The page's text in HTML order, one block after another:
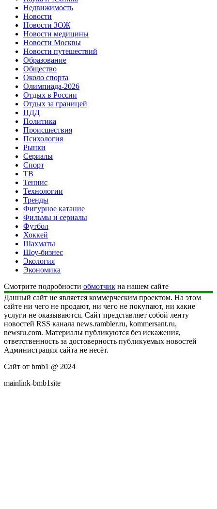
Недвижимость
Новости
Новости ЗОЖ
Новости медицины
Новости Москвы
Новости путешествий
Образование
Общество
Около спорта
Олимпиада-2026
Отдых в России
Отдых за границей
ПДД
Политика
Происшествия
Психология
Рынки
Сериалы
Спорт
ТВ
Теннис
Технологии
Тренды
Фигурное катание
Фильмы и сериалы
Футбол
Хоккей
Шахматы
Шоу-бизнес
Экология
Экономика
Смотрите подробности обмотчик на нашем сайте
Данный сайт не является коммерческим проектом. На этом
сайте ни чего не продают, ни чего не покупают, ни какие
услуги не оказываются. Сайт представляет собой ленту
новостей RSS канала news.rambler.ru, kommersant.ru,
newsru.com. Материалы публикуются без искажения,
ответственность за достоверность публикуемых новостей
Администрация сайта не несёт.
Сайт от bmb1 @ 2024
mainlink-bmb1site